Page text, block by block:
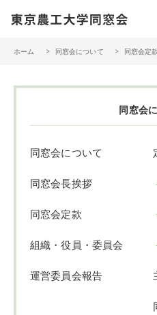
ホーム 同窓会について 同窓会定款
同窓会
同窓会について
同窓会長挨拶
同窓会定款
組織・役員・委員会
運営委員会報告